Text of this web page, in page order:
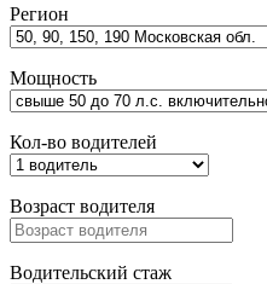
Регион
Мощность
Кол-во водителей
Возраст водителя
Водительский стаж